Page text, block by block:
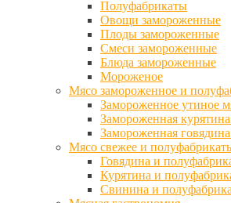
Полуфабрикаты
Овощи замороженные
Плоды замороженные
Смеси замороженные
Блюда замороженные
Мороженое
Мясо замороженное и
Замороженное утиное
Замороженная
Замороженная
Мясо свежее и
Говядина и
Курятина и
Свинина и